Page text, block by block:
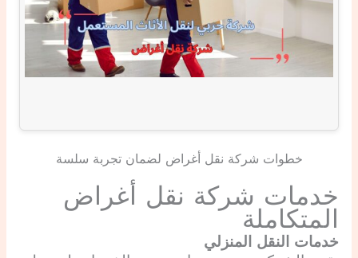
خطوات شركة نقل أغراض لضمان تجربة سلسة
خدمات شركة نقل أغراض
المتكاملة
خدمات النقل المنزلي